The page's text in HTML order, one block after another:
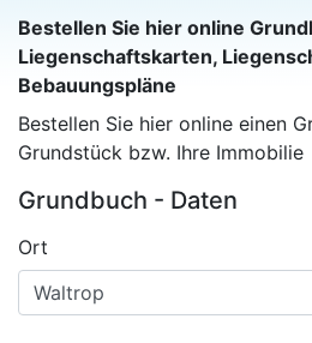
Bestellen Sie hier online
Liegenschaftskarten,
Bebauungspläne
Bestellen Sie hier online einen
Grundstück bzw. Ihre Immobilie
Grundbuch - Daten
Ort